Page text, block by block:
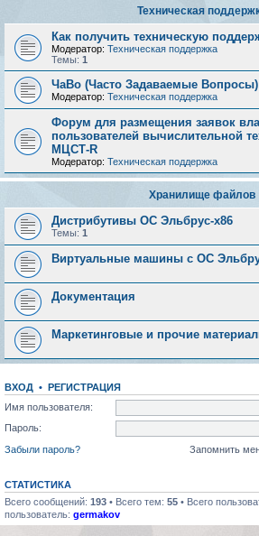
Техническая
Как получить техническую
Модератор: Техническая поддержка
Темы: 1
ЧаВо (Часто Задаваемые Вопросы)
Модератор: Техническая поддержка
Форум для размещения заявок
пользователей вычислительной
МЦСТ-R
Модератор: Техническая поддержка
Хранилище файлов
Дистрибутивы ОС Эльбрус-x86
Темы: 1
Виртуальные машины с ОС
Документация
Маркетинговые и прочие
ВХОД • РЕГИСТРАЦИЯ
Имя пользователя:
Пароль:
Забыли пароль?
Запомнить
СТАТИСТИКА
Всего сообщений: 193 • Всего тем: 55 • Всего
пользователь: germakov